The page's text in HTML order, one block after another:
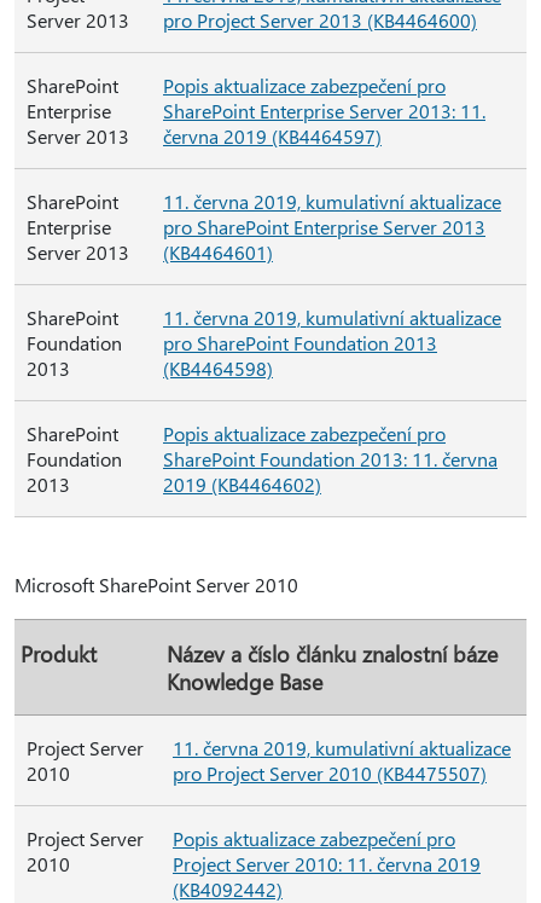
Server 2013
pro Project Server 2013 (KB4464600)
SharePoint
Enterprise
Server 2013
Popis aktualizace zabezpečení pro
SharePoint Enterprise Server 2013: 11.
června 2019 (KB4464597)
SharePoint
Enterprise
Server 2013
11. června 2019, kumulativní aktualizace
pro SharePoint Enterprise Server 2013
(KB4464601)
SharePoint
Foundation
2013
11. června 2019, kumulativní aktualizace
pro SharePoint Foundation 2013
(KB4464598)
SharePoint
Foundation
2013
Popis aktualizace zabezpečení pro
SharePoint Foundation 2013: 11. června
2019 (KB4464602)
Microsoft SharePoint Server 2010
Produkt
Název a číslo článku znalostní báze
Knowledge Base
Project Server
2010
11. června 2019, kumulativní aktualizace
pro Project Server 2010 (KB4475507)
Project Server
2010
Popis aktualizace zabezpečení pro
Project Server 2010: 11. června 2019
(KB4092442)